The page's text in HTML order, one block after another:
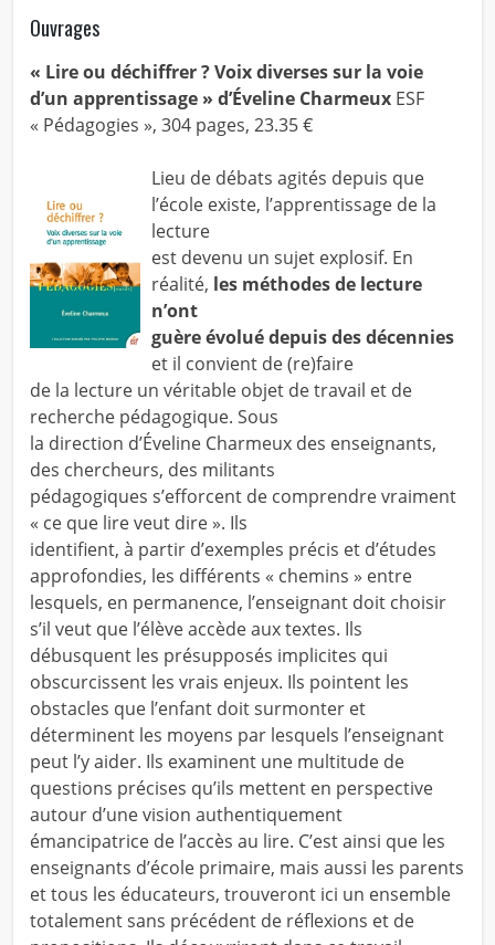
Ouvrages
« Lire ou déchiffrer ?Voix diverses sur la voie
d’un apprentissage » d’Éveline Charmeux ESF
« Pédagogies », 304 pages, 23.35 €
Lieu de débats agités depuis que
l’école existe, l’apprentissage de la
lecture
est devenu un sujet explosif. En
réalité, les méthodes de lecture
n’ont
guère évolué depuis des décennies
et il convient de (re)faire
de la lecture un véritable objet de travail et de
recherche pédagogique. Sous
la direction d’Éveline Charmeux des enseignants,
des chercheurs, des militants
pédagogiques s’efforcent de comprendre vraiment
« ce que lire veut dire ». Ils
identifient, à partir d’exemples précis et d’études
approfondies, les différents « chemins » entre
lesquels, en permanence, l’enseignant doit choisir
s’il veut que l’élève accède aux textes. Ils
débusquent les présupposés implicites qui
obscurcissent les vrais enjeux. Ils pointent les
obstacles que l’enfant doit surmonter et
déterminent les moyens par lesquels l’enseignant
peut l’y aider. Ils examinent une multitude de
questions précises qu’ils mettent en perspective
autour d’une vision authentiquement
émancipatrice de l’accès au lire. C’est ainsi que les
enseignants d’école primaire, mais aussi les parents
et tous les éducateurs, trouveront ici un ensemble
totalement sans précédent de réflexions et de